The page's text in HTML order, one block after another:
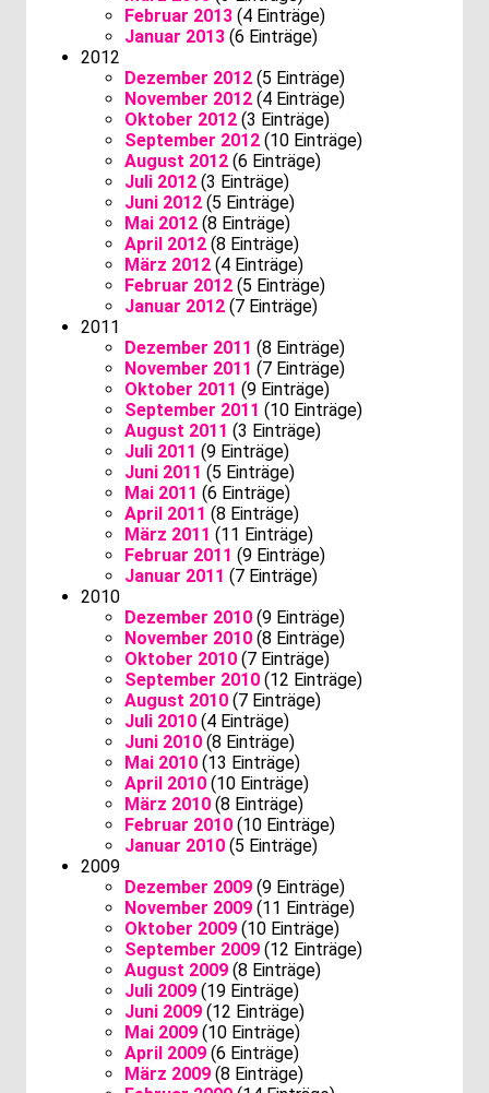
Februar 2013 (4 Einträge)
Januar 2013 (6 Einträge)
2012
Dezember 2012 (5 Einträge)
November 2012 (4 Einträge)
Oktober 2012 (3 Einträge)
September 2012 (10 Einträge)
August 2012 (6 Einträge)
Juli 2012 (3 Einträge)
Juni 2012 (5 Einträge)
Mai 2012 (8 Einträge)
April 2012 (8 Einträge)
März 2012 (4 Einträge)
Februar 2012 (5 Einträge)
Januar 2012 (7 Einträge)
2011
Dezember 2011 (8 Einträge)
November 2011 (7 Einträge)
Oktober 2011 (9 Einträge)
September 2011 (10 Einträge)
August 2011 (3 Einträge)
Juli 2011 (9 Einträge)
Juni 2011 (5 Einträge)
Mai 2011 (6 Einträge)
April 2011 (8 Einträge)
März 2011 (11 Einträge)
Februar 2011 (9 Einträge)
Januar 2011 (7 Einträge)
2010
Dezember 2010 (9 Einträge)
November 2010 (8 Einträge)
Oktober 2010 (7 Einträge)
September 2010 (12 Einträge)
August 2010 (7 Einträge)
Juli 2010 (4 Einträge)
Juni 2010 (8 Einträge)
Mai 2010 (13 Einträge)
April 2010 (10 Einträge)
März 2010 (8 Einträge)
Februar 2010 (10 Einträge)
Januar 2010 (5 Einträge)
2009
Dezember 2009 (9 Einträge)
November 2009 (11 Einträge)
Oktober 2009 (10 Einträge)
September 2009 (12 Einträge)
August 2009 (8 Einträge)
Juli 2009 (19 Einträge)
Juni 2009 (12 Einträge)
Mai 2009 (10 Einträge)
April 2009 (6 Einträge)
März 2009 (8 Einträge)